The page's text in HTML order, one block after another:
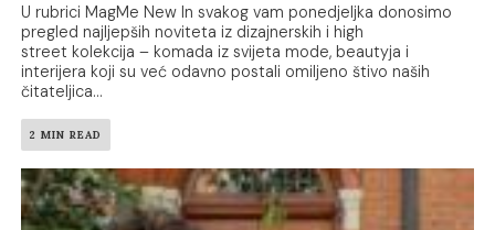
U rubrici MagMe New In svakog vam ponedjeljka donosimo
pregled najljepših noviteta iz dizajnerskih i high
street kolekcija – komada iz svijeta mode, beautyja i
interijera koji su već odavno postali omiljeno štivo naših
čitateljica...
2 MIN READ